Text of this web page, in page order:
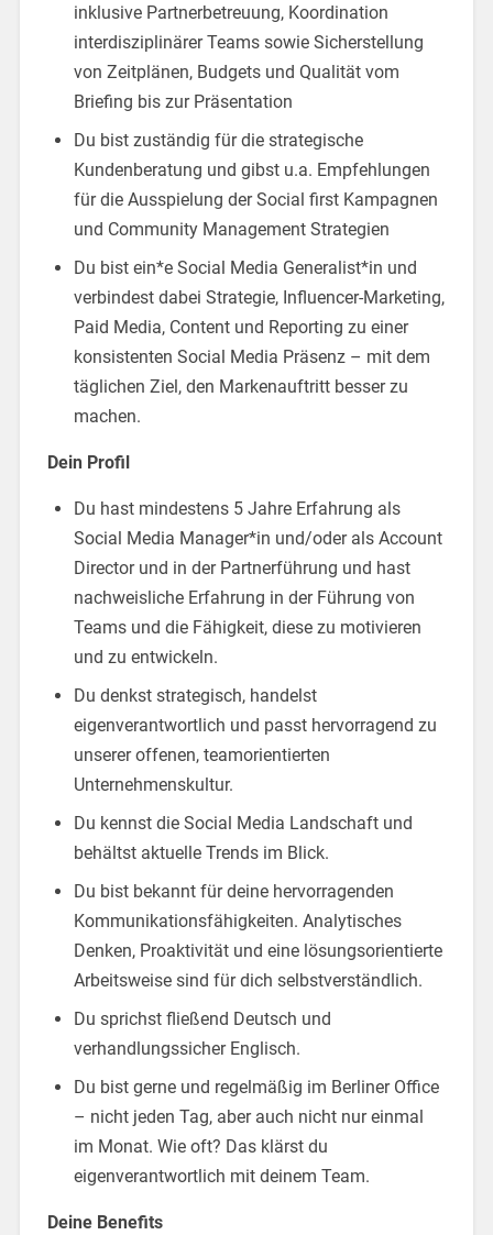
inklusive Partnerbetreuung, Koordination
interdisziplinärer Teams sowie Sicherstellung
von Zeitplänen, Budgets und Qualität vom
Briefing bis zur Präsentation
Du bist zuständig für die strategische
Kundenberatung und gibst u.a. Empfehlungen
für die Ausspielung der Social first Kampagnen
und Community Management Strategien
Du bist ein*e Social Media Generalist*in und
verbindest dabei Strategie, Influencer-Marketing,
Paid Media, Content und Reporting zu einer
konsistenten Social Media Präsenz – mit dem
täglichen Ziel, den Markenauftritt besser zu
machen.
Dein Profil
Du hast mindestens 5 Jahre Erfahrung als
Social Media Manager*in und/oder als Account
Director und in der Partnerführung und hast
nachweisliche Erfahrung in der Führung von
Teams und die Fähigkeit, diese zu motivieren
und zu entwickeln.
Du denkst strategisch, handelst
eigenverantwortlich und passt hervorragend zu
unserer offenen, teamorientierten
Unternehmenskultur.
Du kennst die Social Media Landschaft und
behältst aktuelle Trends im Blick.
Du bist bekannt für deine hervorragenden
Kommunikationsfähigkeiten. Analytisches
Denken, Proaktivität und eine lösungsorientierte
Arbeitsweise sind für dich selbstverständlich.
Du sprichst fließend Deutsch und
verhandlungssicher Englisch.
Du bist gerne und regelmäßig im Berliner Office
– nicht jeden Tag, aber auch nicht nur einmal
im Monat. Wie oft? Das klärst du
eigenverantwortlich mit deinem Team.
Deine Benefits